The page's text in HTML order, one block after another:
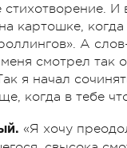
картошке,
А
смотрел так
я начал
когда в тебе
«Я хочу